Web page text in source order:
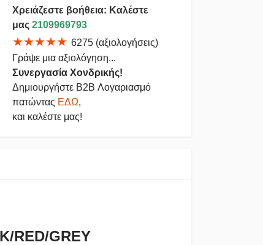
Χρειάζεστε βοήθεια: Καλέστε
μας 2109969793
★★★★★ 6275 (αξιολογήσεις)
Γράψε μια αξιολόγηση...
Συνεργασία Χονδρικής!
Δημιουργήστε B2B Λογαριασμό
πατώντας ΕΔΩ,
και καλέστε μας!
RED/GREY